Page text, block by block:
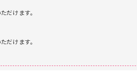
だけます。
だけます。